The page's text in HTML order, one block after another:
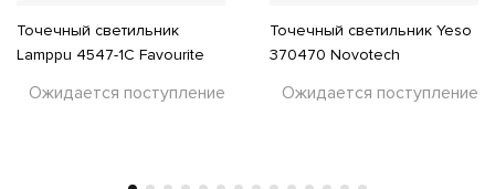
Точечный светильник
Lamppu 4547-1C Favourite
Ожидается поступление
Точечный светильник Yeso
370470 Novotech
Ожидается поступление